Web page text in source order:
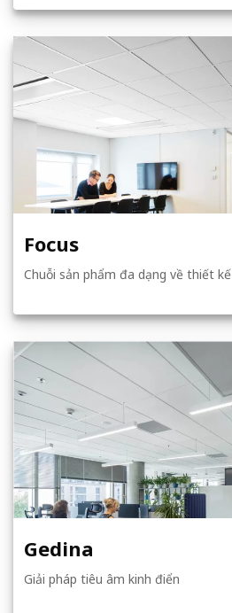
Focus
Chuỗi sản phẩm đa dạng về thiết kế
Gedina
Giải pháp tiêu âm kinh điển